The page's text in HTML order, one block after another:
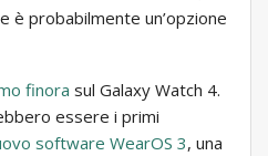
è probabilmente un’opzione
finora sul Galaxy Watch 4.
essere i primi
software WearOS 3, una